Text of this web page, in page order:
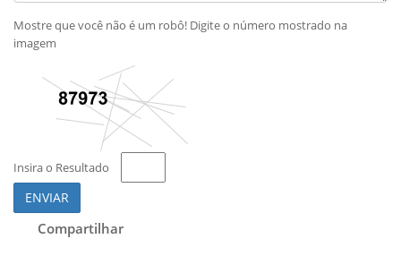
Mostre que você não é um robô! Digite o número mostrado na
imagem
Insira o Resultado
ENVIAR
Compartilhar